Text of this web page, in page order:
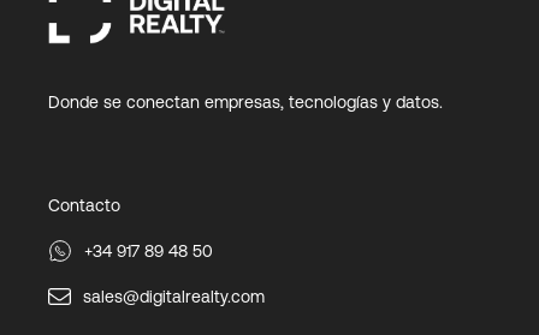
Donde se conectan empresas, tecnologías y datos.
Contacto
+34 917 89 48 50
sales@digitalrealty.com